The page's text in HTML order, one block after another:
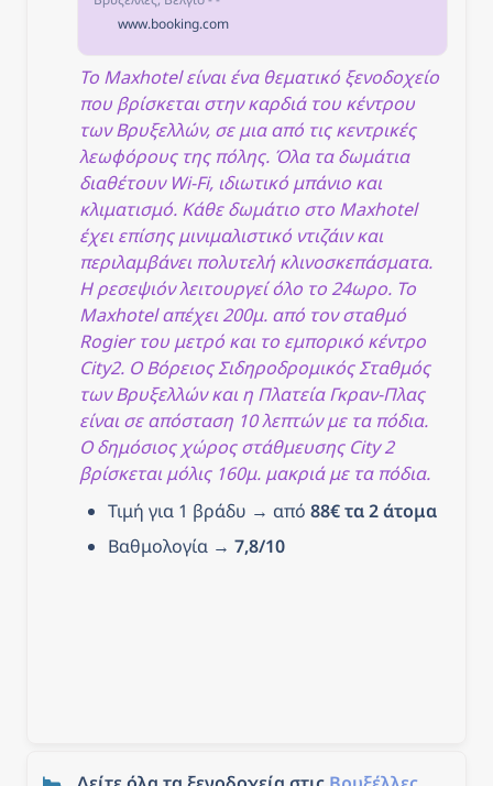
Υπόγειος σιδηρόδρομος
Μετά την κράτηση, όλα τα
στοιχεία του καταλύματος,
συμπεριλαμβανομένων
του τηλεφώνου και της
διεύθυνσης, παρέχονται
στην επιβεβαίωση της
κράτησης και τον
λογαριασμό σας.
www.booking.com
Το Maxhotel είναι ένα θεματικό ξενοδοχείο
που βρίσκεται στην καρδιά του κέντρου
των Βρυξελλών, σε μια από τις κεντρικές
λεωφόρους της πόλης. Όλα τα δωμάτια
διαθέτουν Wi-Fi, ιδιωτικό μπάνιο και
κλιματισμό. Κάθε δωμάτιο στο Maxhotel
έχει επίσης μινιμαλιστικό ντιζάιν και
περιλαμβάνει πολυτελή κλινοσκεπάσματα.
Η ρεσεψιόν λειτουργεί όλο το 24ωρο. Το
Maxhotel απέχει 200μ. από τον σταθμό
Rogier του μετρό και το εμπορικό κέντρο
City2. Ο Βόρειος Σιδηροδρομικός Σταθμός
των Βρυξελλών και η Πλατεία Γκραν-Πλας
είναι σε απόσταση 10 λεπτών με τα πόδια.
Ο δημόσιος χώρος στάθμευσης City 2
βρίσκεται μόλις 160μ. μακριά με τα πόδια.
Τιμή για 1 βράδυ → από 88€ τα 2 άτομα
Βαθμολογία → 7,8/10